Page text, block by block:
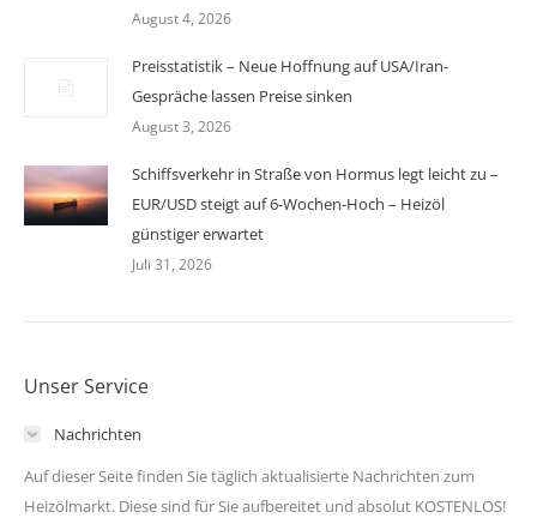
August 4, 2026
Preisstatistik – Neue Hoffnung auf USA/Iran-
Gespräche lassen Preise sinken
August 3, 2026
Schiffsverkehr in Straße von Hormus legt leicht zu –
EUR/USD steigt auf 6-Wochen-Hoch – Heizöl
günstiger erwartet
Juli 31, 2026
Unser Service
Nachrichten
Auf dieser Seite finden Sie täglich aktualisierte Nachrichten zum
Heizölmarkt. Diese sind für Sie aufbereitet und absolut KOSTENLOS!